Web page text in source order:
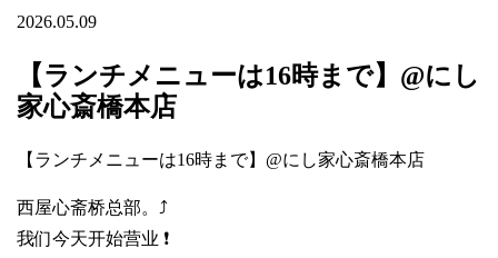
2026.05.09
【ランチメニューは16時まで】@にし
家心斎橋本店
【ランチメニューは16時まで】@にし家心斎橋本店
西屋心斋桥总部。⤴️
我们今天开始营业 ❗